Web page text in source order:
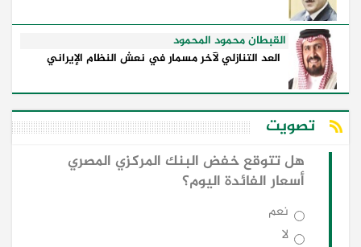
القبطان محمود المحمود
العد التنازلي لآخر مسمار في نعش النظام الإيراني
تصويت
هل تتوقع خفض البنك المركزي المصري
أسعار الفائدة اليوم؟
نعم
لا